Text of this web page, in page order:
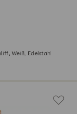
Weiß, Edelstahl